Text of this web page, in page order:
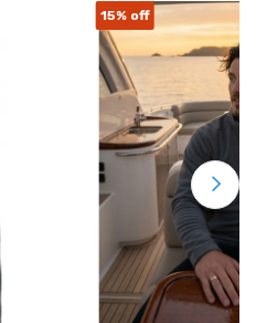
15% off